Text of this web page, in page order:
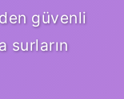
güvenli
surların